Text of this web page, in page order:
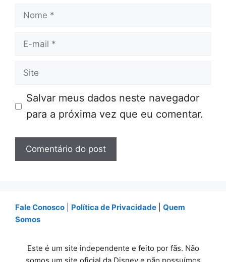
Nome
E-
Site
Salvar meus dados neste navegador
para a próxima vez que eu comentar.
Fale Conosco Política de Privacidade
Quem
Somos
Este é um site independente e feito por fãs. Não